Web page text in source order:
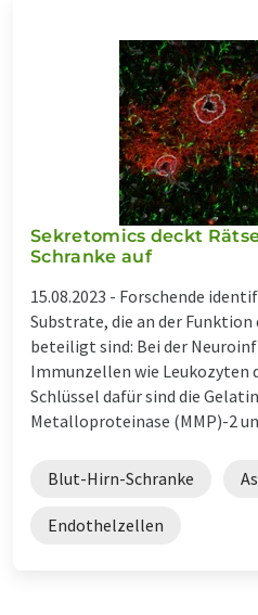
Sekretomics deckt
Schranke auf
15.08.2023 - Forschende
Substrate, die an der
beteiligt sind: Bei der
Immunzellen wie Leukozyten
Schlüssel dafür sind die
Metalloproteinase (MMP)-2
Blut-Hirn-Schranke
Endothelzellen